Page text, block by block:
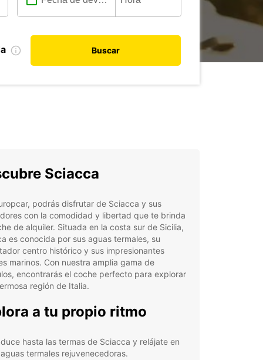
Buscar
Sciacca
podrás disfrutar de Sciacca y sus
con la comodidad y libertad que te brinda
de alquiler. Situada en la costa sur de Sicilia,
es conocida por sus aguas termales, su
centro histórico y sus impresionantes
marinos. Con nuestra amplia gama de
encontrarás el coche perfecto para explorar
región de Italia.
a tu propio ritmo
hasta las termas de Sciacca y relájate en
termales rejuvenecedoras.